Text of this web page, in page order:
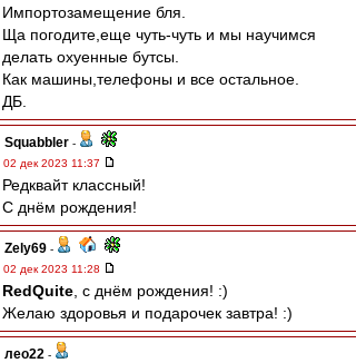
Импортозамещение бля.
Ща погодите,еще чуть-чуть и мы научимся
делать охуенные бутсы.
Как машины,телефоны и все остальное.
ДБ.
Squabbler -
02 дек 2023 11:37
Редквайт классный!
С днём рождения!
Zely69 -
02 дек 2023 11:28
RedQuite , с днём рождения! :)
Желаю здоровья и подарочек завтра! :)
лео22 -